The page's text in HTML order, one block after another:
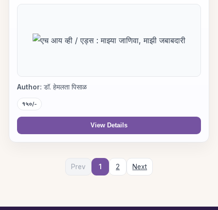
Author: डॉ. हेमलता पिसाळ
१५०/-
View Details
Prev 1 2 Next